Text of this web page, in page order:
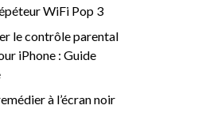
WiFi Pop 3
le contrôle parental
iPhone : Guide
à l’écran noir